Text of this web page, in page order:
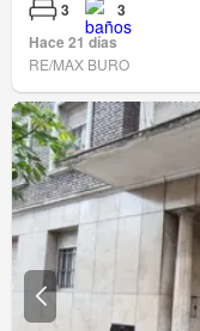
3
3
Hace 21 días
RE/MAX BURO